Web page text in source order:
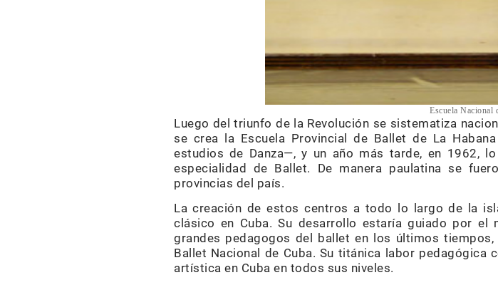
Escuela Nacional
Luego del triunfo de la Revolución se sistematiza
se crea la Escuela Provincial de Ballet de La
estudios de Danza—, y un año más tarde, en 1962,
especialidad de Ballet. De manera paulatina se
provincias del país.
La creación de estos centros a todo lo largo de la
clásico en Cuba. Su desarrollo estaría guiado por el
grandes pedagogos del ballet en los últimos
Ballet Nacional de Cuba. Su titánica labor pedagógica
artística en Cuba en todos sus niveles.